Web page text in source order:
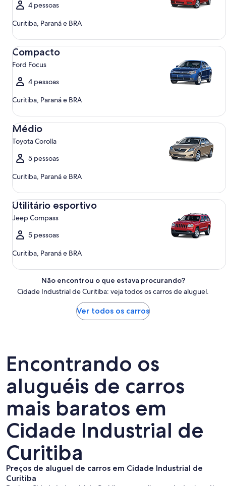
4 pessoas
Curitiba, Paraná e BRA
Compacto
Ford Focus
4 pessoas
Curitiba, Paraná e BRA
Compacto Ford Focus
Médio
Toyota Corolla
5 pessoas
Curitiba, Paraná e BRA
Médio Toyota Corolla
Utilitário esportivo
Jeep Compass
5 pessoas
Curitiba, Paraná e BRA
Utilitário esportivo Jeep Compass
Não encontrou o que estava procurando?
Cidade Industrial de Curitiba: veja todos os carros de aluguel.
Ver todos os carros
Encontrando os
aluguéis de carros
mais baratos em
Cidade Industrial de
Curitiba
Preços de aluguel de carros em Cidade Industrial de
Curitiba